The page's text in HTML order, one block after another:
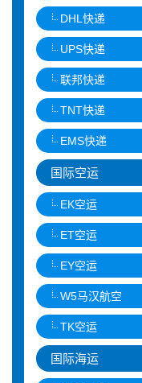
DHL快递
UPS快递
联邦快递
TNT快递
EMS快递
国际空运
EK空运
ET空运
EY空运
W5马汉航空
TK空运
国际海运